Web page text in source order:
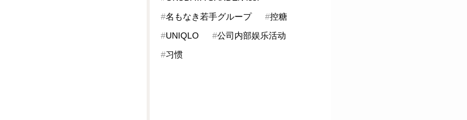
#名もなき若手グループ #控糖
#UNIQLO #公司内部娱乐活动
#习惯